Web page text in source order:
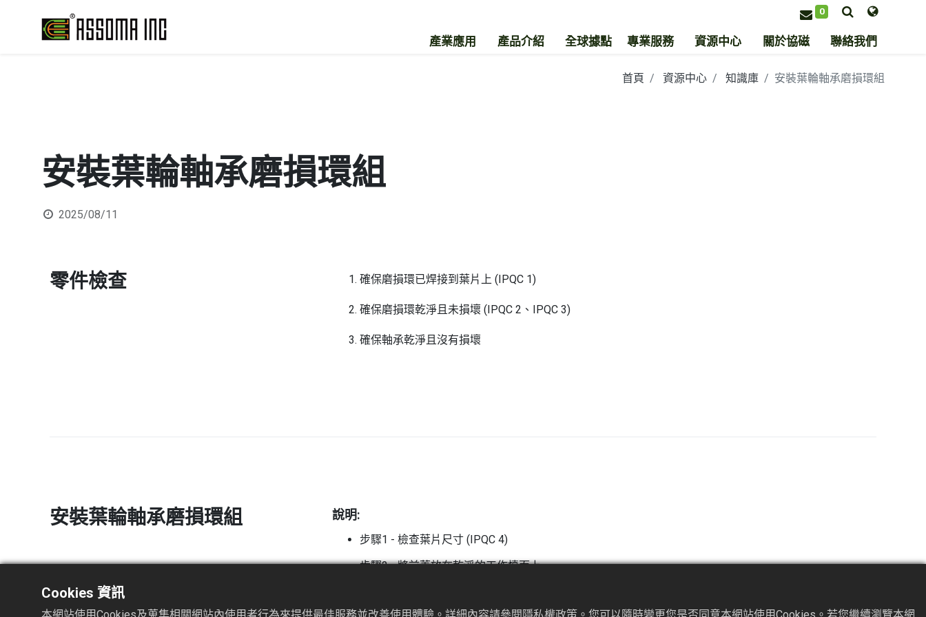
產業應用 產品介紹 全球據點 專業服務 資源中心 關於協磁 聯絡我們
0
首頁 資源中心 知識庫 安裝葉輪軸承磨損環組
安裝葉輪軸承磨損環組
2025/08/11
零件檢查 確保磨損環已焊接到葉片上 (IPQC 1)
確保磨損環乾淨且未損壞 (IPQC 2、IPQC 3)
確保軸承乾淨且沒有損壞
安裝葉輪軸承磨損環組 說明:
步驟1 - 檢查葉片尺寸 (IPQC 4)
步驟2 - 將前蓋放在乾淨的工作檯面上
Cookies 資訊